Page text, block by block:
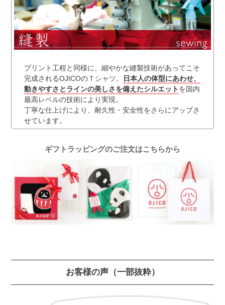
プリント工程と同様に、細やかな縫製技術があってこそ
完成されるOJICOのＴシャツ。
日本人の体型にあわせ、
動きやすさとラインの美しさを備えたシルエットを国内
最高レベルの技術により実現。
丁寧な仕上げにより、耐久性・安全性をさらにアップさ
せています。
ギフトラッピングのご注文はこちらから
お客様の声（一部抜粋）